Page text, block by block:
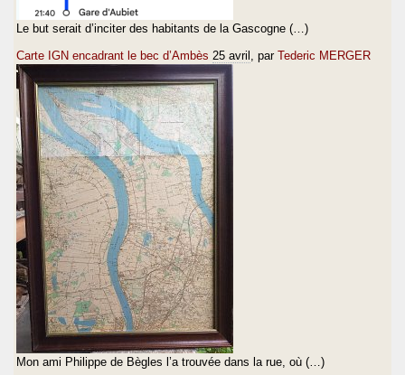
Le but serait d’inciter des habitants de la Gascogne (…)
Carte IGN encadrant le bec d’Ambès 25 avril , par Tederic MERGER
Mon ami Philippe de Bègles l’a trouvée dans la rue, où (…)